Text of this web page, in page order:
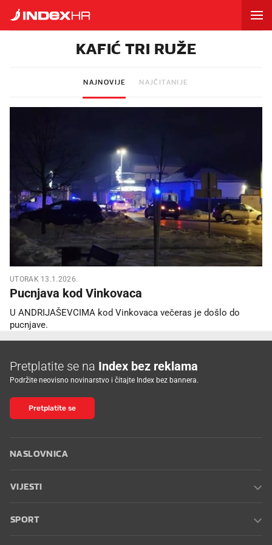
KAFIĆ TRI RUŽE
NAJNOVIJE NAJČITANIJE
UTORAK 13.1.2026.
Pucnjava kod Vinkovaca
U ANDRIJAŠEVCIMA kod Vinkovaca večeras je došlo do
pucnjave.
Pretplatite se na Index bez reklama
Podržite neovisno novinarstvo i čitajte Index bez bannera.
Pretplatite se
NASLOVNICA
VIJESTI
SPORT